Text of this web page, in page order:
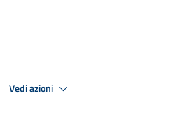
Vedi azioni